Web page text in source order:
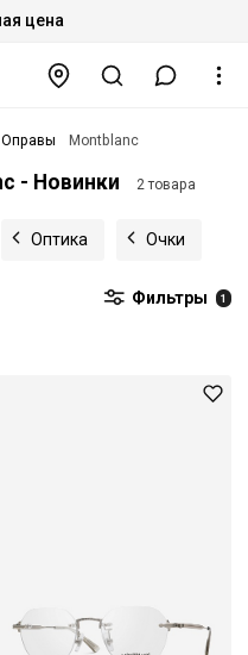
цена
Оправы Montblanc
- Новинки 2 товара
Оптика Очки
Фильтры 1